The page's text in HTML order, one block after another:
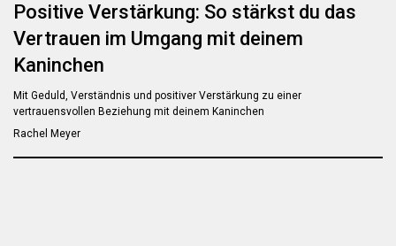
Positive Verstärkung: So stärkst du das
Vertrauen im Umgang mit deinem
Kaninchen
Mit Geduld, Verständnis und positiver Verstärkung zu einer
vertrauensvollen Beziehung mit deinem Kaninchen
Rachel Meyer